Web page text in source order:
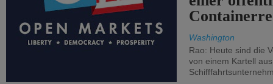
Washington
Rao: Heute sind die
von einem Kartell